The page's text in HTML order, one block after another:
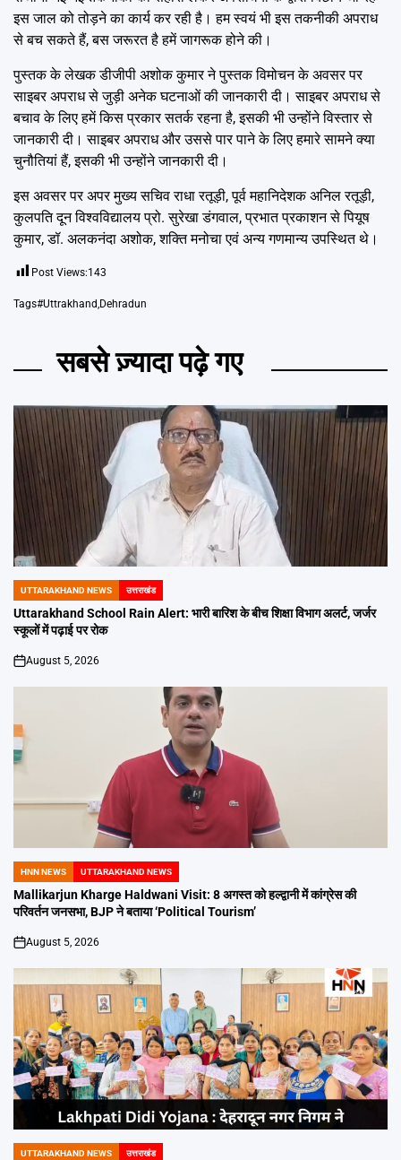
इस जाल को तोड़ने का कार्य कर रही है। हम स्वयं भी इस तकनीकी अपराध
से बच सकते हैं, बस जरूरत है हमें जागरूक होने की।
पुस्तक के लेखक डीजीपी अशोक कुमार ने पुस्तक विमोचन के अवसर पर
साइबर अपराध से जुड़ी अनेक घटनाओं की जानकारी दी। साइबर अपराध से
बचाव के लिए हमें किस प्रकार सतर्क रहना है, इसकी भी उन्होंने विस्तार से
जानकारी दी। साइबर अपराध और उससे पार पाने के लिए हमारे सामने क्या
चुनौतियां हैं, इसकी भी उन्होंने जानकारी दी।
इस अवसर पर अपर मुख्य सचिव राधा रतूड़ी, पूर्व महानिदेशक अनिल रतूड़ी,
कुलपति दून विश्वविद्यालय प्रो. सुरेखा डंगवाल, प्रभात प्रकाशन से पियूष
कुमार, डॉ. अलकनंदा अशोक, शक्ति मनोचा एवं अन्य गणमान्य उपस्थित थे।
Post Views:143
Tags#Uttrakhand,Dehradun
सबसे ज़्यादा पढ़े गए
POSTED
IN
UTTARAKHAND NEWS उत्तराखंड
Uttarakhand School Rain Alert: भारी बारिश के बीच शिक्षा विभाग अलर्ट, जर्जर
स्कूलों में पढ़ाई पर रोक
on
August 5, 2026
POSTED
IN
HNN NEWS UTTARAKHAND NEWS
Mallikarjun Kharge Haldwani Visit: 8 अगस्त को हल्द्वानी में कांग्रेस की
परिवर्तन जनसभा, BJP ने बताया ‘Political Tourism’
on
August 5, 2026
UTTARAKHAND NEWS उत्तराखंड